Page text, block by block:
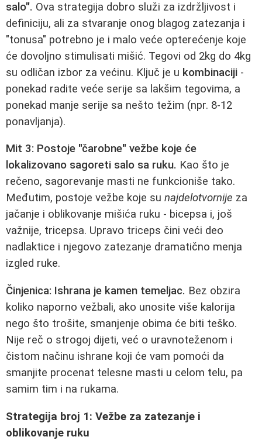
salo". Ova strategija dobro služi za izdržljivost i
definiciju, ali za stvaranje onog blagog zatezanja i
"tonusa" potrebno je i malo veće opterećenje koje
će dovoljno stimulisati mišić. Tegovi od 2kg do 4kg
su odličan izbor za većinu. Ključ je u kombinaciji -
ponekad radite veće serije sa lakšim tegovima, a
ponekad manje serije sa nešto težim (npr. 8-12
ponavljanja).
Mit 3: Postoje "čarobne" vežbe koje će
lokalizovano sagoreti salo sa ruku. Kao što je
rečeno, sagorevanje masti ne funkcioniše tako.
Međutim, postoje vežbe koje su najdelotvornije za
jačanje i oblikovanje mišića ruku - bicepsa i, još
važnije, tricepsa. Upravo triceps čini veći deo
nadlaktice i njegovo zatezanje dramatično menja
izgled ruke.
Činjenica: Ishrana je kamen temeljac. Bez obzira
koliko naporno vežbali, ako unosite više kalorija
nego što trošite, smanjenje obima će biti teško.
Nije reč o strogoj dijeti, već o uravnoteženom i
čistom načinu ishrane koji će vam pomoći da
smanjite procenat telesne masti u celom telu, pa
samim tim i na rukama.
Strategija broj 1: Vežbe za zatezanje i
oblikovanje ruku